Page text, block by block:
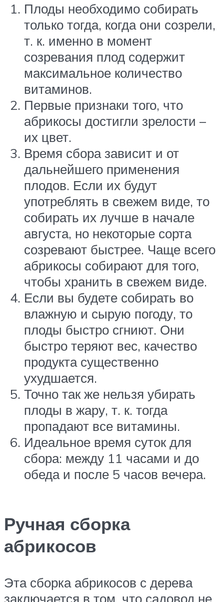
Плоды необходимо собирать
только тогда, когда они созрели,
т. к. именно в момент
созревания плод содержит
максимальное количество
витаминов.
Первые признаки того, что
абрикосы достигли зрелости –
их цвет.
Время сбора зависит и от
дальнейшего применения
плодов. Если их будут
употреблять в свежем виде, то
собирать их лучше в начале
августа, но некоторые сорта
созревают быстрее. Чаще всего
абрикосы собирают для того,
чтобы хранить в свежем виде.
Если вы будете собирать во
влажную и сырую погоду, то
плоды быстро сгниют. Они
быстро теряют вес, качество
продукта существенно
ухудшается.
Точно так же нельзя убирать
плоды в жару, т. к. тогда
пропадают все витамины.
Идеальное время суток для
сбора: между 11 часами и до
обеда и после 5 часов вечера.
Ручная сборка
абрикосов
Эта сборка абрикосов с дерева
заключается в том, что садовод не